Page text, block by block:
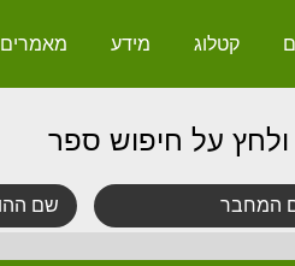
קטלוג מידע מאמרים
על חיפוש ספר